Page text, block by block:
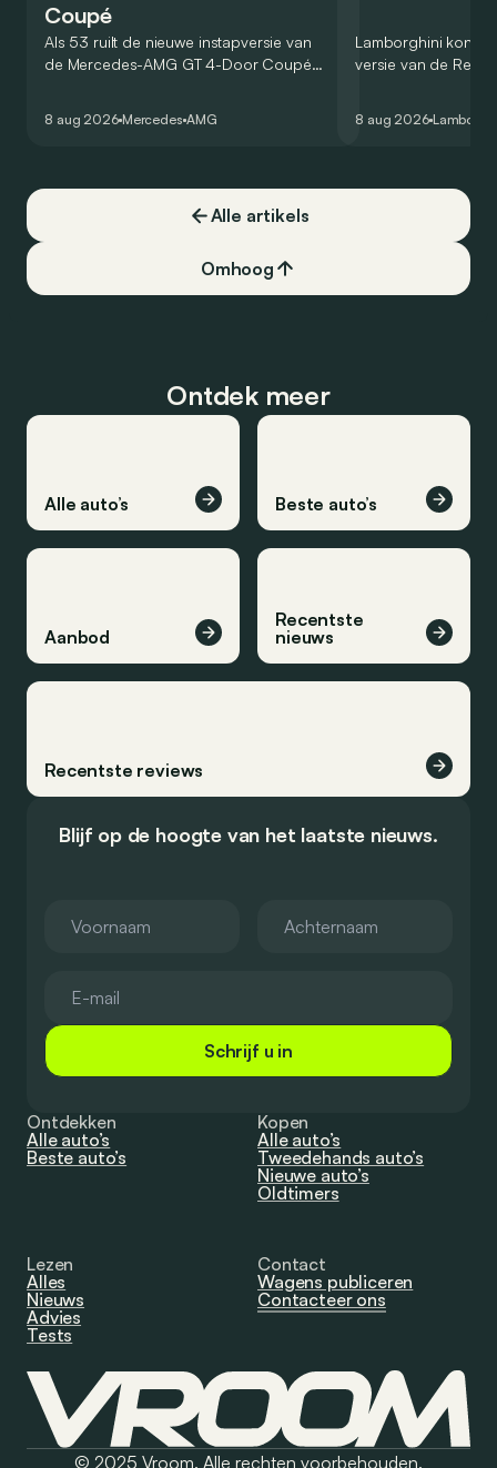
Coupé
Als 53 ruilt de nieuwe instapversie van
de Mercedes-AMG GT 4-Door Coupé
8 aug 2026 Mercedes AMG
Lamborghini
versie van de
een record voor
8 aug 2026
Alle artikels
Omhoog
Ontdek meer
Alle auto’s Beste auto’s
Aanbod
Recentste
nieuws
Recentste reviews
Blijf op de hoogte van het laatste nieuws.
Schrijf u in
Ontdekken
Alle auto’s
Beste auto’s
Kopen
Alle auto’s
Tweedehands auto’s
Nieuwe auto’s
Oldtimers
Lezen
Alles
Nieuws
Advies
Tests
Contact
Wagens publiceren
Contacteer ons
© 2025 Vroom. Alle rechten voorbehouden.